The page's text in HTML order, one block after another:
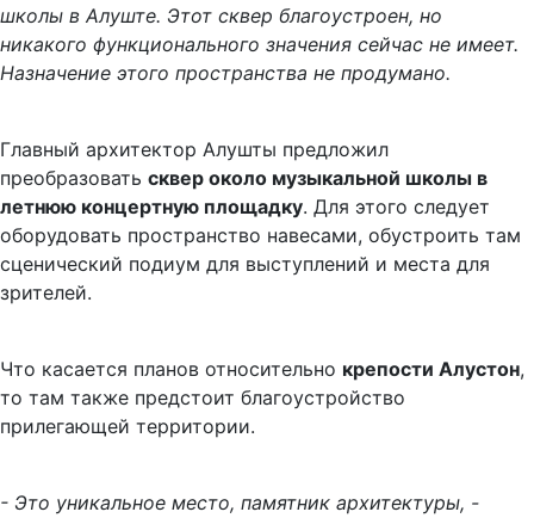
школы в Алуште. Этот сквер благоустроен, но
никакого функционального значения сейчас не имеет.
Назначение этого пространства не продумано.
Главный архитектор Алушты предложил
преобразовать сквер около музыкальной школы в
летнюю концертную площадку. Для этого следует
оборудовать пространство навесами, обустроить там
сценический подиум для выступлений и места для
зрителей.
Что касается планов относительно крепости Алустон,
то там также предстоит благоустройство
прилегающей территории.
- Это уникальное место, памятник архитектуры, -